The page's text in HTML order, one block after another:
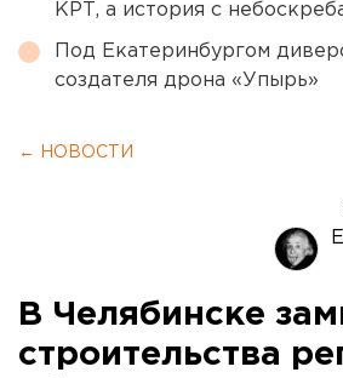
КРТ, а история с
Под Екатеринбургом
создателя дрона «Упырь»
← НОВОСТИ
В Челябинске
строительства